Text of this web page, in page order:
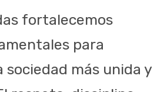
fortalecemos
para
más unida y